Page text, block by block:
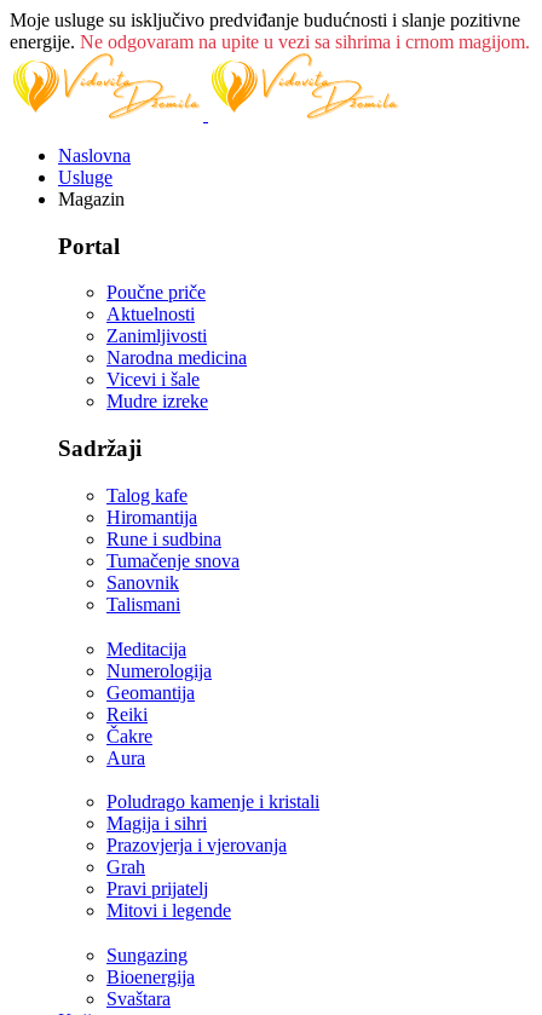
Moje usluge su isključivo predviđanje budućnosti i slanje pozitivne
energije. Ne odgovaram na upite u vezi sa sihrima i crnom magijom.
Naslovna
Usluge
Magazin
Portal
Poučne priče
Aktuelnosti
Zanimljivosti
Narodna medicina
Vicevi i šale
Mudre izreke
Sadržaji
Talog kafe
Hiromantija
Rune i sudbina
Tumačenje snova
Sanovnik
Talismani
Meditacija
Numerologija
Geomantija
Reiki
Čakre
Aura
Poludrago kamenje i kristali
Magija i sihri
Prazovjerja i vjerovanja
Grah
Pravi prijatelj
Mitovi i legende
Sungazing
Bioenergija
Svaštara